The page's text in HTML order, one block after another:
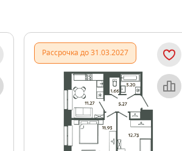
Рассрочка до 31.03.2027
Объект месяца